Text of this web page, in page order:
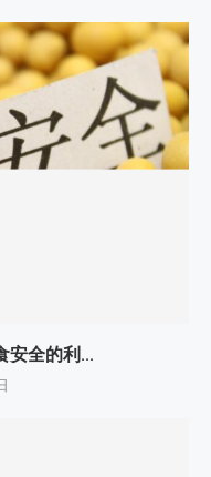
安全的利...